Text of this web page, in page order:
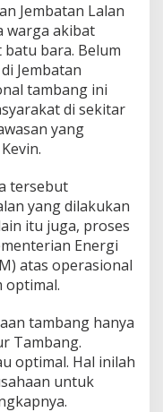
Jembatan Lalan
warga akibat
bara. Belum
Jembatan
tambang ini
di sekitar
yang
tersebut
yang dilakukan
itu juga, proses
Energi
atas operasional
optimal.
tambang hanya
Tambang.
optimal. Hal inilah
untuk